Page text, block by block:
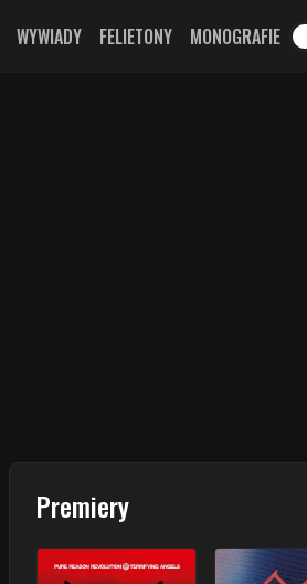
WYWIADY FELIETONY MONOGRAFIE
Premiery